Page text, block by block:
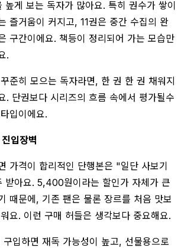
높게 보는 독자가 많아요. 특히 권수가 쌓이
즐거움이 커지고, 11권은 중간 수집의 완
구간이에요. 책등이 정리되어 가는 모습만
.
준히 모으는 독자라면, 한 권 한 권 채워지
. 단권보다 시리즈의 흐름 속에서 평가될수
입이에요.
입장벽
가격이 합리적인 단행본은 "일단 사보기
받아요. 5,400원이라는 할인가 자체가 큰
때문에, 기존 팬은 물론 장르를 처음 맛보
요. 이런 구매 허들은 생각보다 중요해요.
입하면 재독 가능성이 높고, 선물용으로